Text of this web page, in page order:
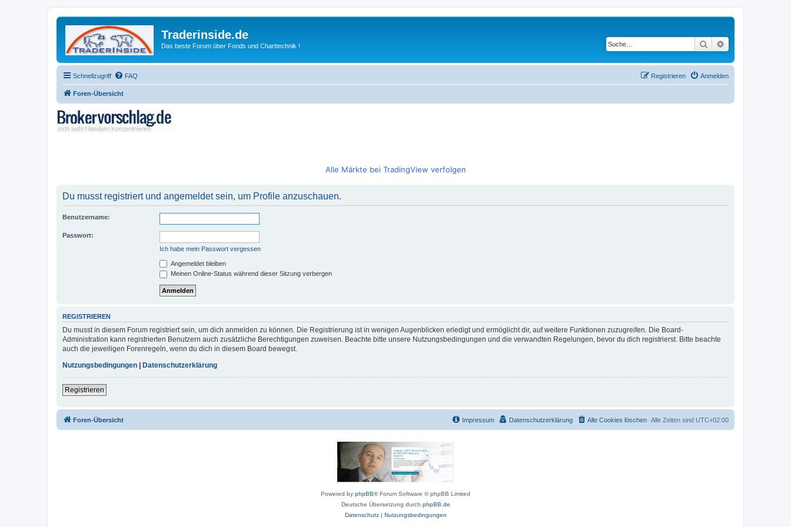
Traderinside.de
Das beste Forum über Fonds und Charttechnik ! Suche
Schnellzugriff FAQ Anmelden
Registrieren
Foren-Übersicht
Alle Märkte bei TradingView verfolgen
Du musst registriert und angemeldet sein, um Profile anzuschauen.
Benutzername:
Passwort:
Ich habe mein Passwort vergessen
Angemeldet bleiben
Meinen Online-Status während dieser Sitzung verbergen
REGISTRIEREN
Du musst in diesem Forum registriert sein, um dich anmelden zu können. Die Registrierung ist in wenigen Augenblicken erledigt und ermöglicht dir, auf weitere Funktionen zuzugreifen. Die Board-
Administration kann registrierten Benutzern auch zusätzliche Berechtigungen zuweisen. Beachte bitte unsere Nutzungsbedingungen und die verwandten Regelungen, bevor du dich registrierst. Bitte beachte
auch die jeweiligen Forenregeln, wenn du dich in diesem Board bewegst.
Nutzungsbedingungen
Datenschutzerklärung
Registrieren
Foren-Übersicht Alle Zeiten sind UTC+02:00
Alle Cookies löschen
Datenschutzerklärung
Impressum
Powered by phpBB® Forum Software © phpBB Limited
Deutsche Übersetzung durch phpBB.de
Datenschutz| Nutzungsbedingungen